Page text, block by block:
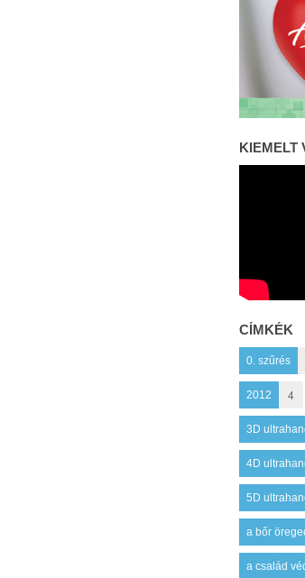
KIEMELT
CÍMKÉK
0. szűrés
2012 4
3D
4D
5D
a bőr
a család